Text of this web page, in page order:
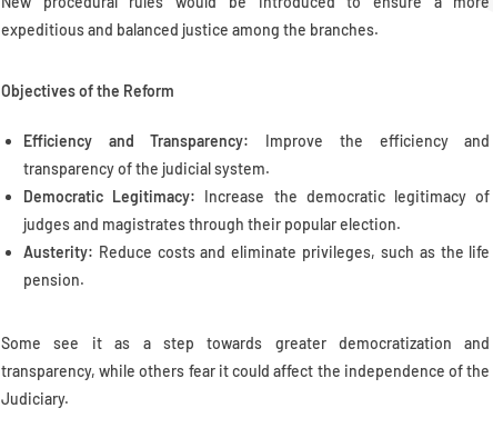
expeditious and balanced justice among the branches.
Objectives of the Reform
Efficiency and Transparency: Improve the efficiency and
transparency of the judicial system.
Democratic Legitimacy: Increase the democratic legitimacy of
judges and magistrates through their popular election.
Austerity: Reduce costs and eliminate privileges, such as the life
pension.
Some see it as a step towards greater democratization and
transparency, while others fear it could affect the independence of the
Judiciary.